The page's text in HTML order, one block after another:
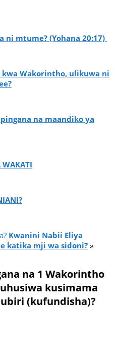
ni mtume? (Yohana 20:17)
kwa Wakorintho, ulikuwa ni
na maandiko ya
WAKATI
Kwanini Nabii Eliya
katika mji wa sidoni? »
na 1 Wakorintho
kusimama
(kufundisha)?